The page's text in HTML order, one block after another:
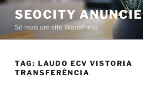
SEOCITY ANUNCIE
Só mais um site WordPress
TAG: LAUDO ECV VISTORIA
TRANSFERÊNCIA